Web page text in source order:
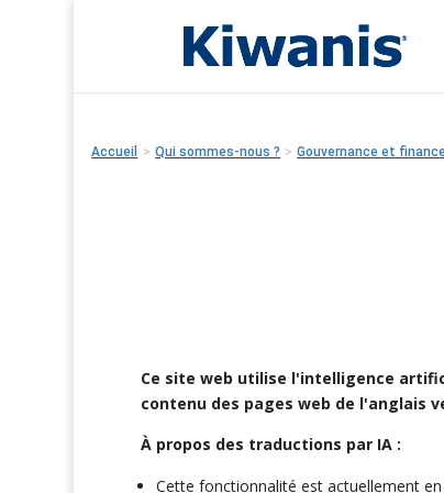
Accueil > Qui sommes-nous ? > Gouvernance et
Ce site web utilise l'intelligence
contenu des pages web de l'anglais
À propos des traductions par IA :
Cette fonctionnalité est actuellement